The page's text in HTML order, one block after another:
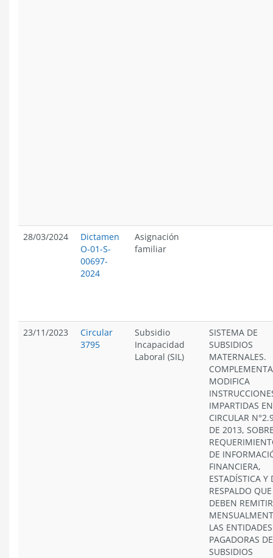
28/03/2024
Dictamen
O-01-S-
00697-
2024
Asignación
familiar
23/11/2023
Circular
3795
Subsidio
Incapacidad
Laboral (SIL)
SISTEMA DE
SUBSIDIOS
MATERNALES.
MODIFICA
IMPARTIDAS
CIRCULAR
DE 2013,
DE
FINANCIERA,
ESTADÍSTICA Y
RESPALDO QUE
DEBEN REMITIR
LAS ENTIDADES
PAGADORAS DE
SUBSIDIOS